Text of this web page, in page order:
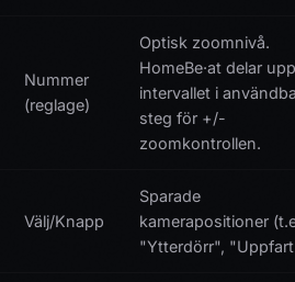
Nummer
(reglage)
Optisk zoomnivå.
HomeBe·at delar upp
intervallet i
steg för +/-
zoomkontrollen.
Välj/Knapp
Sparade
kamerapositioner
"Ytterdörr",